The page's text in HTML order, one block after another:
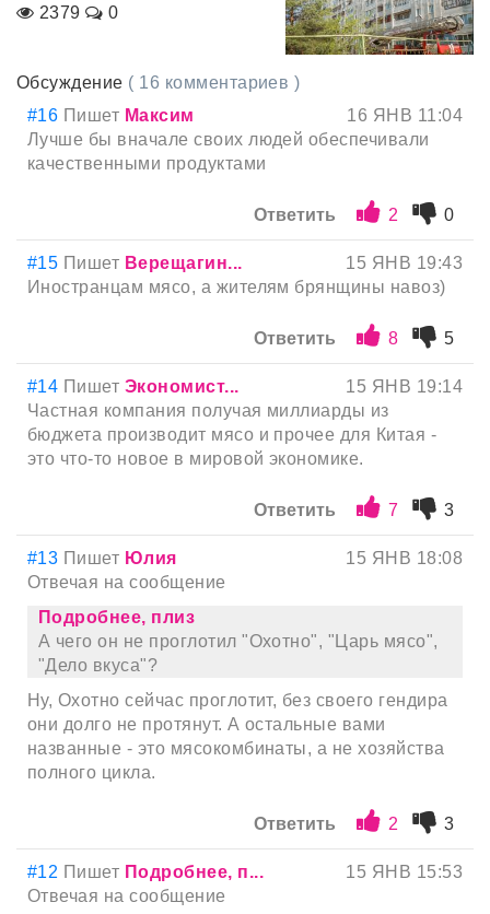
2379
0
Обсуждение ( 16 комментариев )
#16 Пишет Максим
16 ЯНВ 11:04
Лучше бы вначале своих людей обеспечивали
качественными продуктами
Ответить 2 0
#15 Пишет Верещагин...
15 ЯНВ 19:43
Иностранцам мясо, а жителям брянщины навоз)
Ответить 8 5
#14 Пишет Экономист...
15 ЯНВ 19:14
Частная компания получая миллиарды из
бюджета производит мясо и прочее для Китая -
это что-то новое в мировой экономике.
Ответить 7 3
#13 Пишет Юлия
15 ЯНВ 18:08
Отвечая на сообщение
Подробнее, плиз
А чего он не проглотил "Охотно", "Царь мясо",
"Дело вкуса"?
Ну, Охотно сейчас проглотит, без своего гендира
они долго не протянут. А остальные вами
названные - это мясокомбинаты, а не хозяйства
полного цикла.
Ответить 2 3
#12 Пишет Подробнее, п...
15 ЯНВ 15:53
Отвечая на сообщение